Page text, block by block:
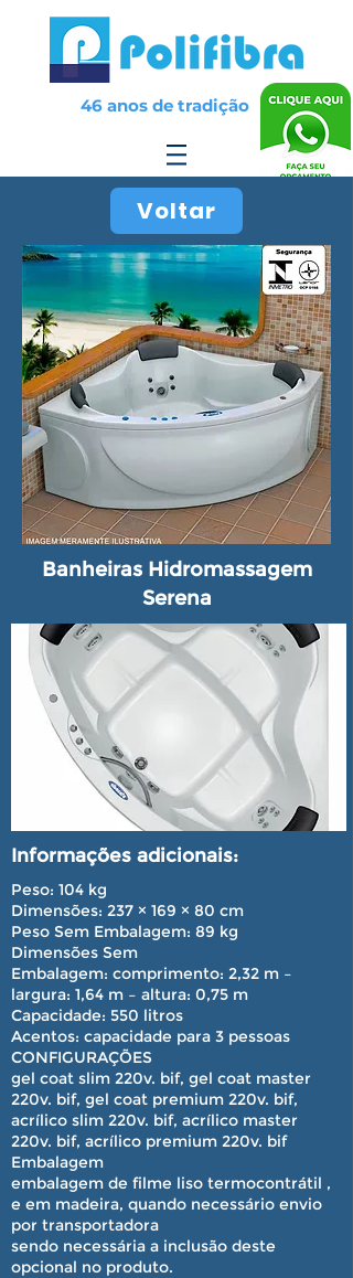
46 anos de tradição
Voltar
Banheiras Hidromassagem
Serena
Informações adicionais:
Peso: 104 kg
Dimensões: 237 × 169 × 80 cm
Peso Sem Embalagem: 89 kg
Dimensões Sem
Embalagem: comprimento: 2,32 m –
largura: 1,64 m – altura: 0,75 m
Capacidade: 550 litros
Acentos: capacidade para 3 pessoas
CONFIGURAÇÕES
gel coat slim 220v. bif, gel coat master
220v. bif, gel coat premium 220v. bif,
acrílico slim 220v. bif, acrílico master
220v. bif, acrílico premium 220v. bif
Embalagem
embalagem de filme liso termocontrátil ,
e em madeira, quando necessário envio
por transportadora
sendo necessária a inclusão deste
opcional no produto.